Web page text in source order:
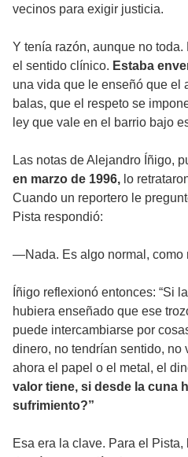
vecinos para exigir justicia.
Y tenía razón, aunque no
el sentido clínico. Estaba
una vida que le enseñó que el
balas, que el respeto se
ley que vale en el barrio bajo
Las notas de Alejandro Íñigo,
en marzo de 1996, lo
Cuando un reportero le
Pista respondió:
—Nada. Es algo normal, como
Íñigo reflexionó entonces: “Si
hubiera enseñado que ese
puede intercambiarse por
dinero, no tendrían sentido, no
ahora el papel o el metal, el
valor tiene, si desde la cuna
sufrimiento?”
Esa era la clave. Para el